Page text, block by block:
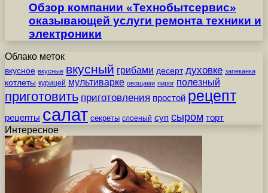
Обзор компании «Технобытсервис»
оказывающей услуги ремонта техники и
электроники
Облако меток
вкусное вкусные вкусный грибами десерт духовке запеканка
котлеты курицей мультиварке овощами пирог полезный
приготовить приготовления простой рецепт
рецепты салат секреты слоеный суп сыром торт
Интересное